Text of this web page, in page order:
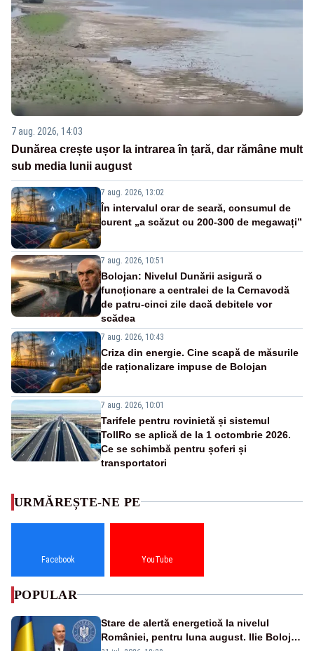
7 aug. 2026, 14:03
Dunărea crește ușor la intrarea în țară, dar rămâne mult
sub media lunii august
7 aug. 2026, 13:02
În intervalul orar de seară, consumul de
curent „a scăzut cu 200-300 de megawați”
7 aug. 2026, 10:51
Bolojan: Nivelul Dunării asigură o
funcționare a centralei de la Cernavodă
de patru-cinci zile dacă debitele vor
scădea
7 aug. 2026, 10:43
Criza din energie. Cine scapă de măsurile
de raționalizare impuse de Bolojan
7 aug. 2026, 10:01
Tarifele pentru rovinietă și sistemul
TollRo se aplică de la 1 octombrie 2026.
Ce se schimbă pentru șoferi și
transportatori
URMĂREȘTE-NE PE
Facebook YouTube
POPULAR
Stare de alertă energetică la nivelul
României, pentru luna august. Ilie Bolojan